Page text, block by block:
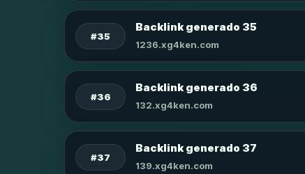
#35
Backlink generado 35
1236.xg4ken.com
#36
Backlink generado 36
132.xg4ken.com
#37
Backlink generado 37
139.xg4ken.com